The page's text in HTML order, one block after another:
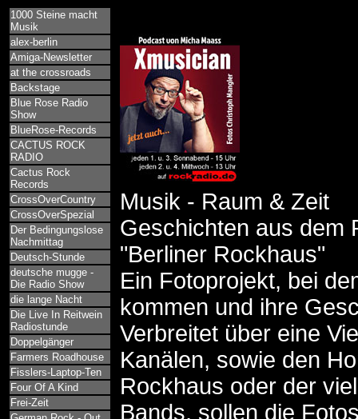
1000 Steine macht
Musik
alex-berlin
Amiga-Newsletter
at the crossroads
Backstage
Blue Rose Radio
Show
BlueRose-Records
CACTUS ROCK
RADIO
Cactus Rock
Records
CrossOverCountry
CrossOverSpezial
Der Bedingungslose
Nachmittag
Deutsch-Stunde
deutsche mugge -
Die Radio Show
die lange Nacht
Die Live In Reitwein
Radiostunde
Doppelgänger
Farmers Roadhouse
Fisslers-Laptop-Ten
Four Of A Kind
Frei-Zeit
Musik - Raum & Zeit
Geschichten aus dem
"Berliner Rockhaus"
Ein Fotoprojekt, bei
kommen und ihre
Verbreitet über eine
Kanälen, sowie den
Rockhaus oder der
Bands, sollen die